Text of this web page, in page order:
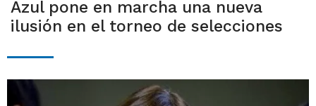
Azul pone en marcha una nueva
ilusión en el torneo de selecciones